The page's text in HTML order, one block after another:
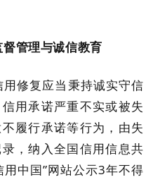
督管理与诚信教育
用修复应当秉持诚实守信
用承诺严重不实或被失
不履行承诺等行为，由失
，纳入全国信用信息共
用中国”网站公示3年不得